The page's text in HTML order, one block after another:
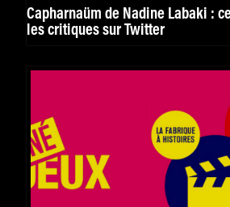
Capharnaüm de Nadine Labaki :
les critiques sur Twitter